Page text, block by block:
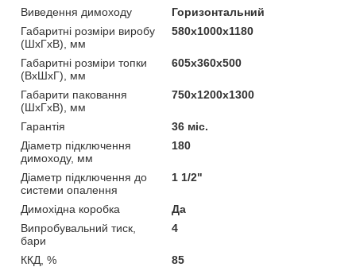
Виведення димоходу
Горизонтальний
Габаритні розміри виробу
(ШхГхВ), мм
580x1000х1180
Габаритні розміри топки
(ВхШхГ), мм
605х360х500
Габарити паковання
(ШхГхВ), мм
750х1200х1300
Гарантія
36 міс.
Діаметр підключення
димоходу, мм
180
Діаметр підключення до
системи опалення
1 1/2"
Димохідна коробка
Да
Випробувальний тиск,
бари
4
ККД, %
85